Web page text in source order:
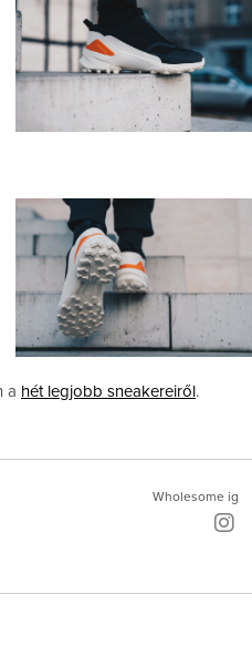
a hét legjobb sneakereiről.
Wholesome ig